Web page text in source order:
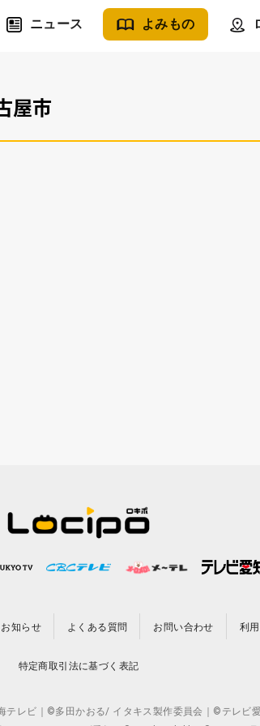
ニュース よみもの
屋市
お知らせ よくある質問 お問い合わせ 利
特定商取引法に基づく表記
レビ｜©多田かおる/ イタキス製作委員会｜©テレビ